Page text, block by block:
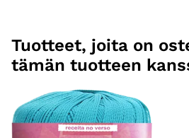
Tuotteet, joita on
tämän tuotteen